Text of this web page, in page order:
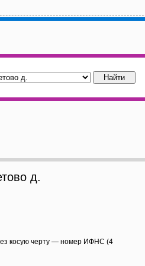
д.
косую черту — номер ИФНС (4